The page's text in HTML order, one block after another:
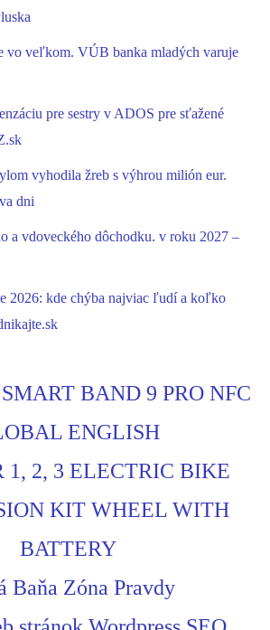
vo veľkom. VÚB banka mladých varuje
pre sestry v ADOS pre sťažené
vyhodila žreb s výhrou milión eur.
dni
a vdoveckého dôchodku. v roku 2027 –
2026: kde chýba najviac ľudí a koľko
BAND 9 PRO NFC
ENGLISH
1, 2, 3 ELECTRIC BIKE
KIT WHEEL WITH
BATTERY
Baňa Zóna Pravdy